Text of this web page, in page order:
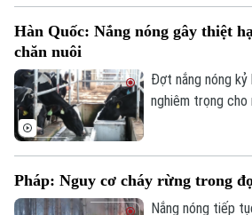
Thời sự
Hà Nội
Chính trị
An ninh trật tự
Hà Nội
Nhịp sống Hà Nội
Người Hà Nội
Thế giới
Tin tức
Kinh tế
của người dân địa
Hàn Quốc: Nắng nóng gây thiệt
chăn nuôi
Đợt nắng nóng
nghiêm trọng cho
cầm đã chết do
Pháp: Nguy cơ cháy rừng trong
Nắng nóng tiếp